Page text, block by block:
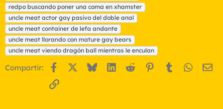
redpo buscando poner una coma en xhamster
uncle meat actor gay pasivo del doble anal
uncle meat container de lefa andante
uncle meat llorando con mature gay bears
uncle meat viendo dragón ball mientras le enculan
Compartir: Facebook BlueskyLinkedIn
Reddit Pinterest
Tumblr
Enlace